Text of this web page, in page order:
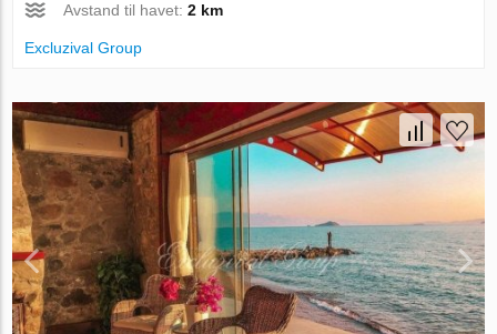
Avstand til havet:2 km
Excluzival Group